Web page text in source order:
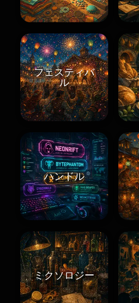
フェスティバ
ル
ハンドル
ミクソロジー